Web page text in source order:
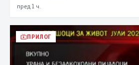
пред 1 ч.
ПРИЛОГ